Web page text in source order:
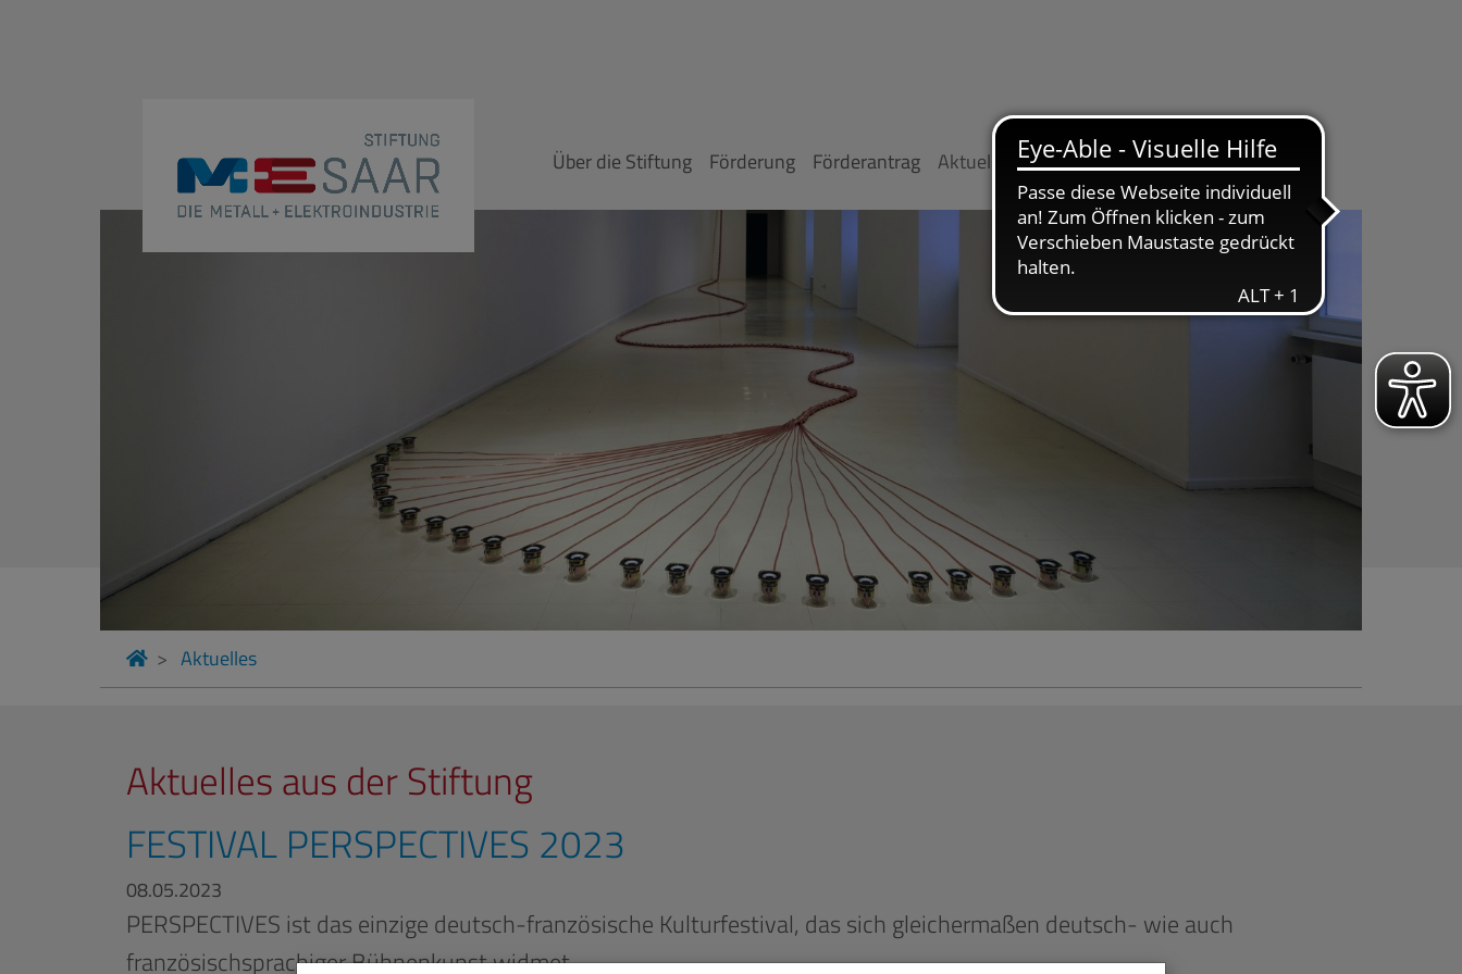
Über die Stiftung Förderung Förderantrag Aktuelles Kontakt
Aktuelles
Aktuelles aus der Stiftung
FESTIVAL PERSPECTIVES 2023
08.05.2023
PERSPECTIVES ist das einzige deutsch-französische Kulturfestival, das sich gleichermaßen deutsch- wie auch
französischsprachiger Bühnenkunst widmet.